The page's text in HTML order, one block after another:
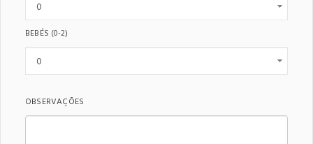
BEBÉS (0-2)
OBSERVAÇÕES